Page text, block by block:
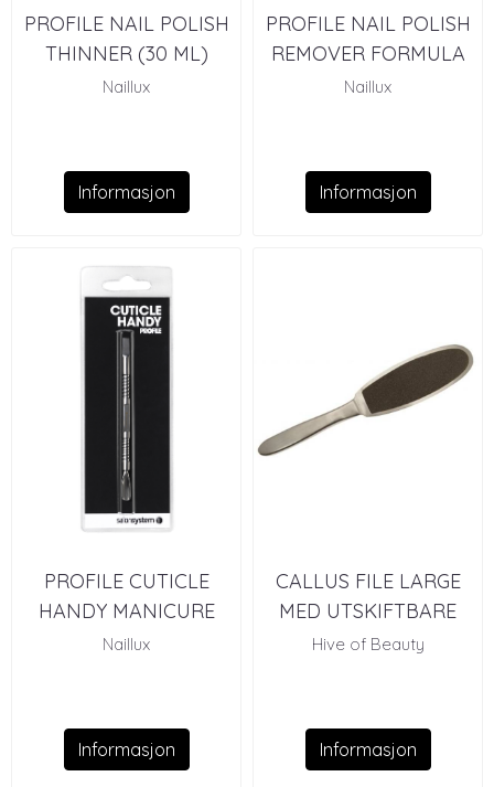
PROFILE NAIL POLISH
THINNER (30 ML)
Naillux
Informasjon
PROFILE NAIL POLISH
REMOVER FORMULA
2 (500 ML)
Naillux
Informasjon
PROFILE CUTICLE
HANDY MANICURE
TOOL
Naillux
Informasjon
CALLUS FILE LARGE
MED UTSKIFTBARE
PADS
Hive of Beauty
Informasjon